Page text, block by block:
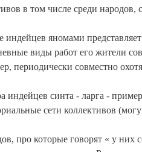
в том числе среди народов,
индейцев яномами
виды работ его жители
периодически совместно
индейцев синта - ларга -
сети коллективов
про которые говорят « у них